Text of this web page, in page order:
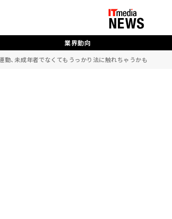
業界動向
動、未成年者でなくてもうっかり法に触れちゃうかも